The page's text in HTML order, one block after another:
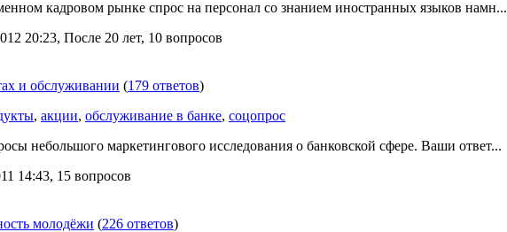
кадровом рынке спрос на персонал со знанием иностранных языков намн...
20:23, После 20 лет, 10 вопросов
и обслуживании (179 ответов)
, акции, обслуживание в банке, соцопрос
небольшого маркетингового исследования о банковской сфере. Ваши ответ...
14:43, 15 вопросов
молодёжи (226 ответов)